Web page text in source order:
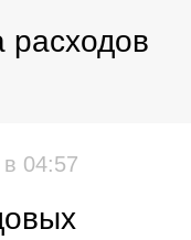
расходов
в 04:57